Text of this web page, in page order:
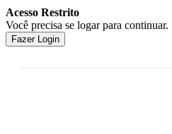
Acesso Restrito
Você precisa se logar para continuar.
Fazer Login